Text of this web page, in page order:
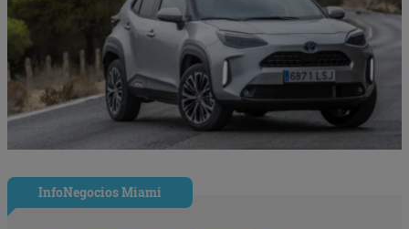
InfoNegocios Miami